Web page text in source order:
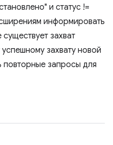
и статус !=
информировать
захват
захвату новой
повторные запросы для